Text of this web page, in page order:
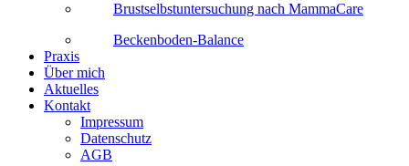
Brustselbstuntersuchung nach MammaCare
Beckenboden-Balance
Praxis
Über mich
Aktuelles
Kontakt
Impressum
Datenschutz
AGB